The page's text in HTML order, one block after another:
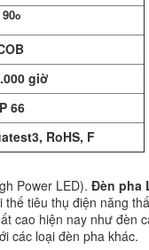
90o
giờ
66
RoHS, F
Power LED). Đèn pha
tiêu thụ điện năng
cao hiện nay như đèn
các loại đèn pha khác.